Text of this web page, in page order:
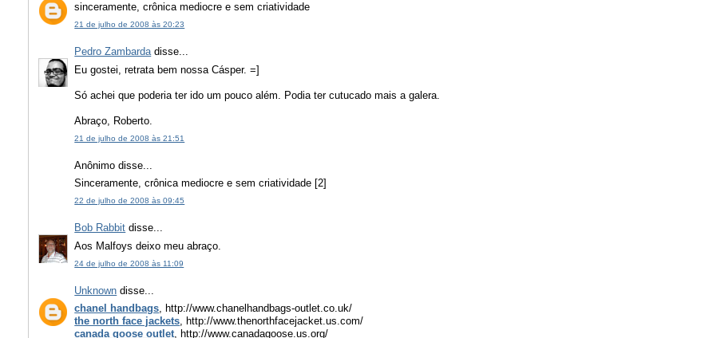
sinceramente, crônica mediocre e sem criatividade
21 de julho de 2008 às 20:23
Pedro Zambardadisse...
Eu gostei, retrata bem nossa Cásper. =]
Só achei que poderia ter ido um pouco além. Podia ter cutucado mais a galera.
Abraço, Roberto.
21 de julho de 2008 às 21:51
Anônimo disse...
Sinceramente, crônica mediocre e sem criatividade [2]
22 de julho de 2008 às 09:45
Bob Rabbit disse...
Aos Malfoys deixo meu abraço.
24 de julho de 2008 às 11:09
Unknown disse...
chanel handbags, http://www.chanelhandbags-outlet.co.uk/
the north face jackets, http://www.thenorthfacejacket.us.com/
canada goose outlet, http://www.canadagoose.us.org/